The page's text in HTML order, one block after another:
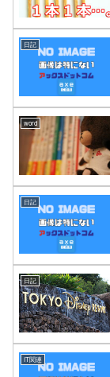
日記
word
日記
日記
IT関連